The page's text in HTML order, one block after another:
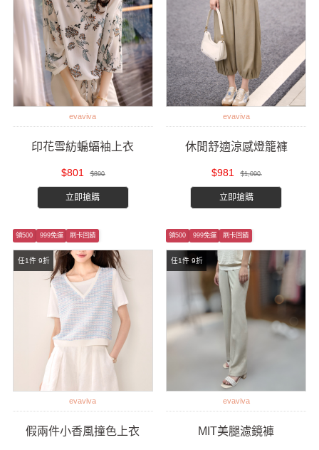
evaviva
印花雪紡蝙蝠袖上衣
$801 $890
立即搶購
evaviva
休閒舒適涼感燈籠褲
$981 $1,090
立即搶購
任1件 9折
領500 999免運 刷卡回饋
evaviva
假兩件小香風撞色上衣
任1件 9折
領500 999免運 刷卡回饋
evaviva
MIT美腿濾鏡褲